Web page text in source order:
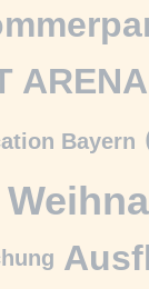
Bayern